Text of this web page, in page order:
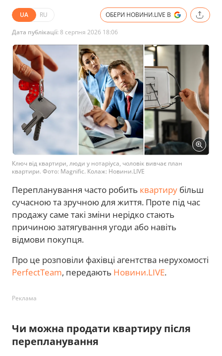
UA RU ОБЕРИ НОВИНИ.LIVE В
Дата публікації:8 серпня 2026 18:06
Ключ від квартири, люди у нотаріуса, чоловік вивчає план
квартири. Фото: Magnific. Колаж: Новини.LIVE
Перепланування часто робить квартиру більш
сучасною та зручною для життя. Проте під час
продажу саме такі зміни нерідко стають
причиною затягування угоди або навіть
відмови покупця.
Про це розповіли фахівці агентства нерухомості
PerfectTeam, передають Новини.LIVE.
Реклама
Чи можна продати квартиру після
перепланування